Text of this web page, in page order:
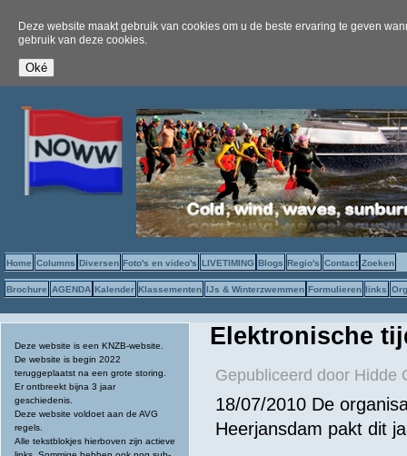
Deze website maakt gebruik van cookies om u de beste ervaring te geven
gebruik van deze cookies.
Home Columns Diversen Foto's en video's LIVETIMING Blogs Regio's Contact Zoeken
Brochure AGENDA Kalender Klassementen IJs & Winterzwemmen Formulieren links
Deze website is een KNZB-website.
De website is begin 2022
teruggeplaatst na een grote storing.
Er ontbreekt bijna 3 jaar
geschiedenis.
Deze website voldoet aan de AVG
regels.
Alle tekstblokjes hierboven zijn actieve
Elektronische
Gepubliceerd door Hidde
18/07/2010 De
Heerjansdam pakt dit